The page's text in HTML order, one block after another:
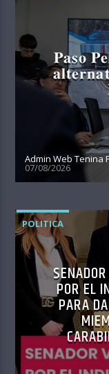
𝐏𝐚𝐬𝐨
Admin Web Tenina
07/08/2026
POLITICA
POR EL
PARA